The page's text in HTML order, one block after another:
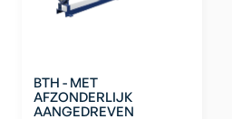
BTH - MET
AFZONDERLIJK
AANGEDREVEN